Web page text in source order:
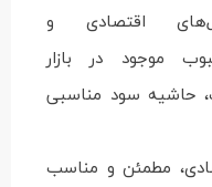
اقتصادی و
موجود در بازار
حاشیه سود مناسبی
مطمئن و مناسب